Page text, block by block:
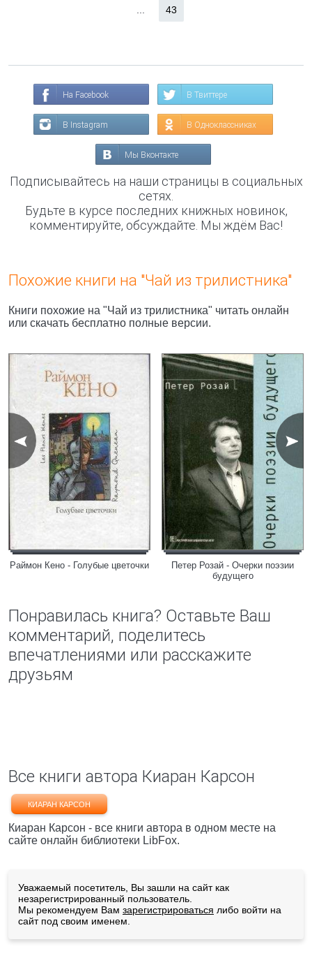
43
На Facebook В Твиттере
В Instagram В Одноклассниках
Мы Вконтакте
Подписывайтесь на наши страницы в социальных
сетях.
Будьте в курсе последних книжных новинок,
комментируйте, обсуждайте. Мы ждём Вас!
Похожие книги на "Чай из трилистника"
Книги похожие на "Чай из трилистника" читать онлайн
или скачать бесплатно полные версии.
Раймон Кено - Голубые цветочки
Петер Розай - Очерки поэзии
будущего
Понравилась книга? Оставьте Ваш
комментарий, поделитесь
впечатлениями или расскажите
друзьям
Все книги автора Киаран Карсон
КИАРАН КАРСОН
Киаран Карсон - все книги автора в одном месте на
сайте онлайн библиотеки LibFox.
Уважаемый посетитель, Вы зашли на сайт как
незарегистрированный пользователь.
Мы рекомендуем Вам зарегистрироваться либо войти на
сайт под своим именем.